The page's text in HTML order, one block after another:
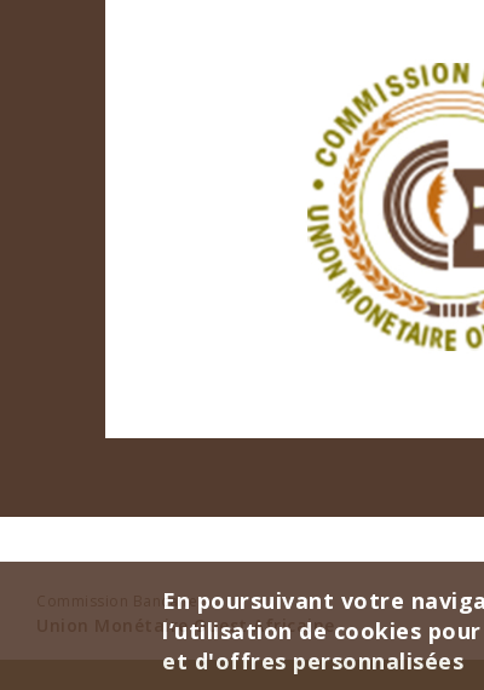
Commission Bancaire
Union Monétaire Ouest Africaine
En poursuivant votre
l’utilisation de cookies
et d'offres personnalisées